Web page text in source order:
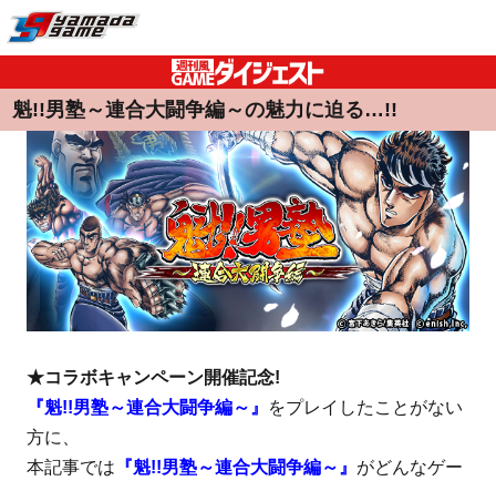
魁!!男塾～連合大闘争編～の魅力に迫る…!!
★コラボキャンペーン開催記念!
『魁!!男塾～連合大闘争編～』
をプレイしたことがない
方に、
本記事では 『魁!!男塾～連合大闘争編～』 がどんなゲー